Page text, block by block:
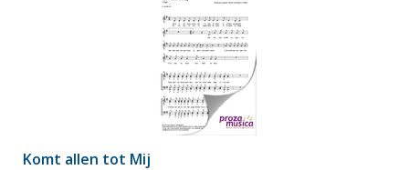
Komt allen tot Mij